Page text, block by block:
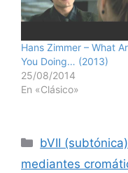
Hans Zimmer – What
You Doing… (2013)
25/08/2014
En «Clásico»
Categorías
bVII (subtónica)
mediantes